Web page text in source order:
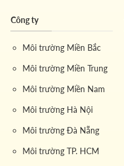
Công ty
Môi trường Miền Bắc
Môi trường Miền Trung
Môi trường Miền Nam
Môi trường Hà Nội
Môi trường Đà Nẵng
Môi trường TP. HCM